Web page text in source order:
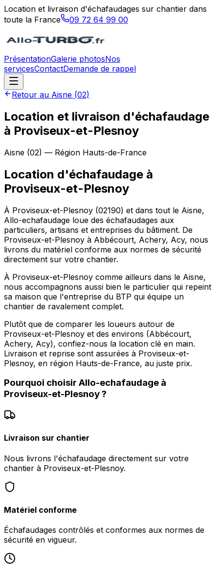
Location et livraison d'échafaudages sur chantier dans
toute la France
09 72 64 99 00
PrésentationGalerie photosNos
servicesContactDemande de rappel
Retour au Aisne (02)
Location et livraison d'échafaudage
à Proviseux-et-Plesnoy
Aisne (02) — Région Hauts-de-France
Location d'échafaudage à
Proviseux-et-Plesnoy
À Proviseux-et-Plesnoy (02190) et dans tout le Aisne,
Allo-echafaudage loue des échafaudages aux
particuliers, artisans et entreprises du bâtiment. De
Proviseux-et-Plesnoy à Abbécourt, Achery, Acy, nous
livrons du matériel conforme aux normes de sécurité
directement sur votre chantier.
À Proviseux-et-Plesnoy comme ailleurs dans le Aisne,
nous accompagnons aussi bien le particulier qui repeint
sa maison que l'entreprise du BTP qui équipe un
chantier de ravalement complet.
Plutôt que de comparer les loueurs autour de
Proviseux-et-Plesnoy et des environs (Abbécourt,
Achery, Acy), confiez-nous la location clé en main.
Livraison et reprise sont assurées à Proviseux-et-
Plesnoy, en région Hauts-de-France, au juste prix.
Pourquoi choisir Allo-echafaudage à
Proviseux-et-Plesnoy?
Livraison sur chantier
Nous livrons l'échafaudage directement sur votre
chantier à Proviseux-et-Plesnoy.
Matériel conforme
Échafaudages contrôlés et conformes aux normes de
sécurité en vigueur.